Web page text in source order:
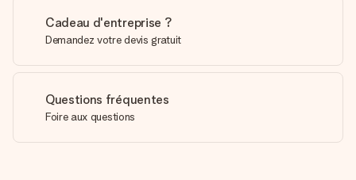
Cadeau d'entreprise ?
Demandez votre devis gratuit
Questions fréquentes
Foire aux questions